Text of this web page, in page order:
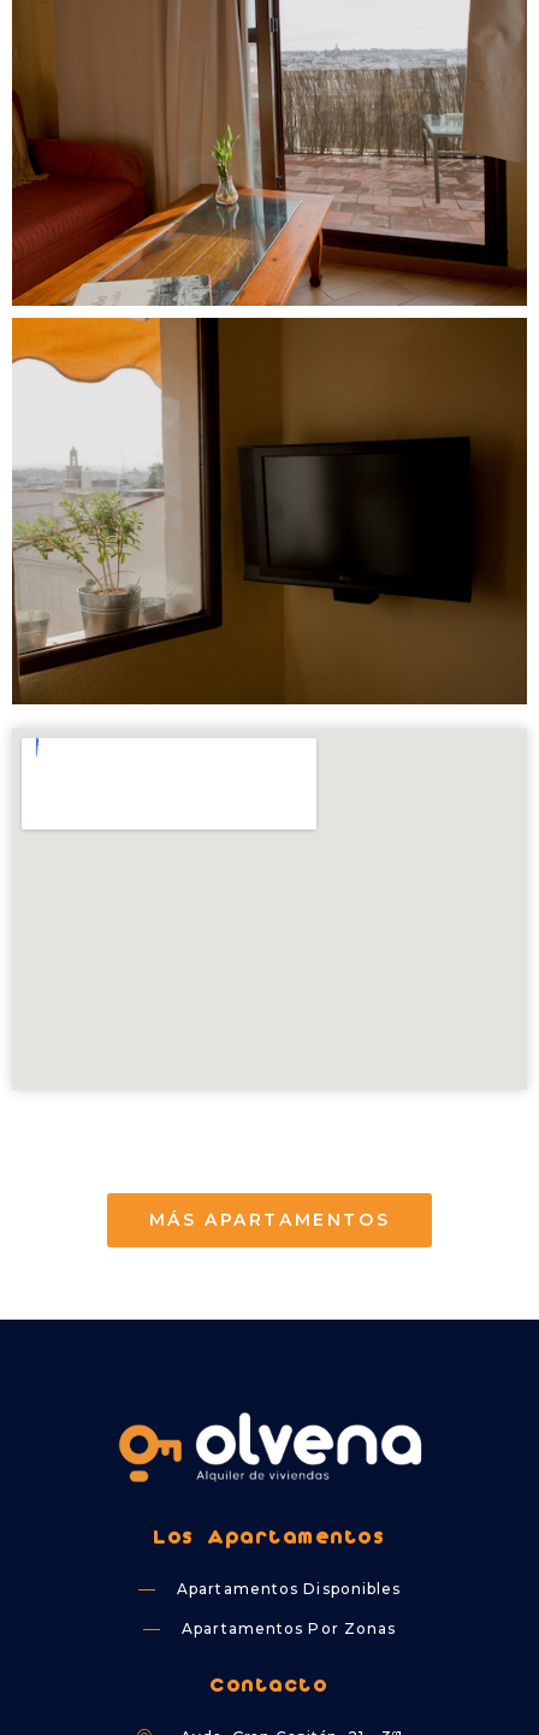
MÁS APARTAMENTOS
Los Apartamentos
Apartamentos Disponibles
Apartamentos Por Zonas
Contacto